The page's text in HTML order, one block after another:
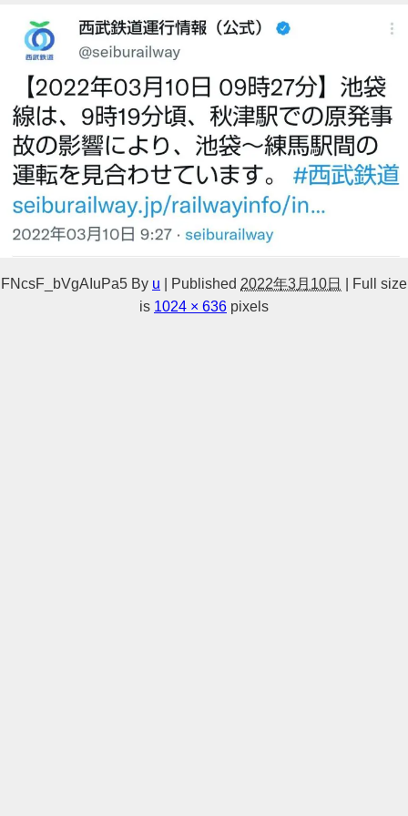
FNcsF_bVgAIuPa5 By u Published 2022年3月10日
Full size
is 1024 × 636 pixels